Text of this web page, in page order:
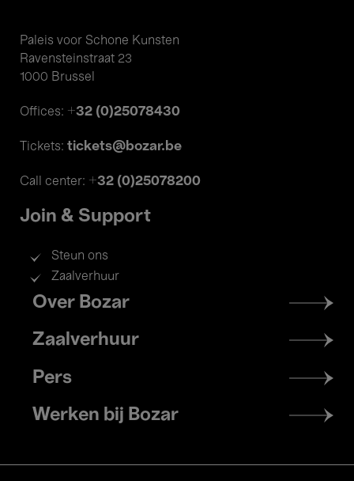
Paleis voor Schone Kunsten
Ravensteinstraat 23
1000 Brussel
Offices: +32 (0)25078430
Tickets: tickets@bozar.be
Call center: +32 (0)25078200
Join & Support
Steun ons
Zaalverhuur
Footer
menu
Over Bozar
Zaalverhuur
Pers
Werken bij Bozar